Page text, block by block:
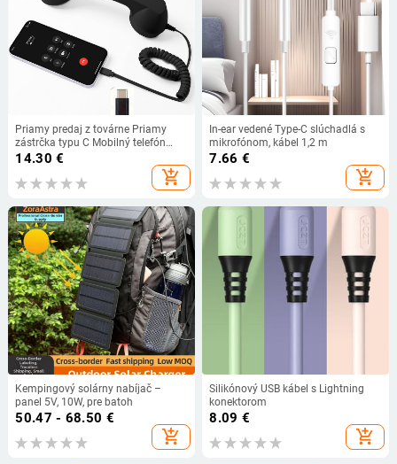
Priamy predaj z továrne Priamy
zástrčka typu C Mobilný telefón
Douyin Internet Celebrity Mobilný
Slúchadlá s portom C Káblové
14.30 €
add_shopping_cart
In-ear vedené Type-C slúchadlá s
mikrofónom, kábel 1,2 m
7.66 €
add_shopping_cart
Kempingový solárny nabíjač –
panel 5V, 10W, pre batoh
50.47 - 68.50 €
add_shopping_cart
Silikónový USB kábel s Lightning
konektorom
8.09 €
add_shopping_cart